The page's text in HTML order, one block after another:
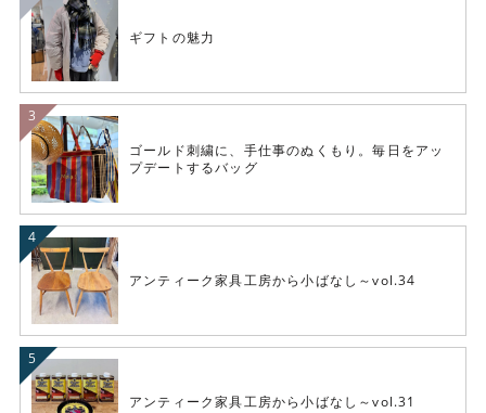
ギフトの魅力
ゴールド刺繍に、手仕事のぬくもり。毎日をアッ
プデートするバッグ
アンティーク家具工房から小ばなし～vol.34
アンティーク家具工房から小ばなし～vol.31